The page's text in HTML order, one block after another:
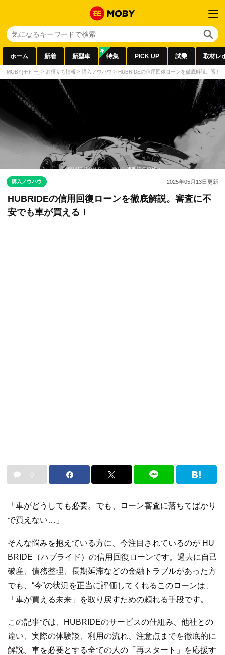
ホーム 新着 新型車 特集 PICK UP 試乗 取材レ
MOBY[モビー] > お役立ち情報 > 購入ノウハウ > HUBRIDEの信用回復ローンを徹底解説。審査
購入ノウハウ 2025年05月13日更新
HUBRIDEの信用回復ローンを徹底解説。審査に不
安でも車が買える！
0
「車がどうしても必要。でも、ローン審査に落ちてばかり
で買えない…」
そんな悩みを抱えている方に、今注目されているのが HU
BRIDE（ハブライド）の信用回復ローンです。過去に自己
破産、債務整理、長期延滞などの金融トラブルがあった方
でも、“今”の状況を正当に評価してくれるこのローンは、
「車が買える未来」を取り戻すための頼れる手段です。
この記事では、HUBRIDEのサービスの仕組み、他社との
違い、実際の体験談、利用の流れ、注意点までを徹底的に
解説。車を必要とする全ての人の「再スタート」を応援す